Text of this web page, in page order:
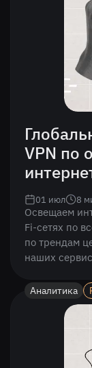
VPN по
Освещаем
Fi-сетях по
по трендам
наших
01 июл 8
Аналитика